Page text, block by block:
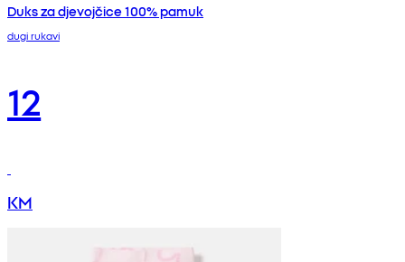
Duks za djevojčice 100% pamuk
dugi rukavi
12
KM